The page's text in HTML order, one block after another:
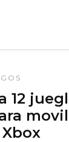
12